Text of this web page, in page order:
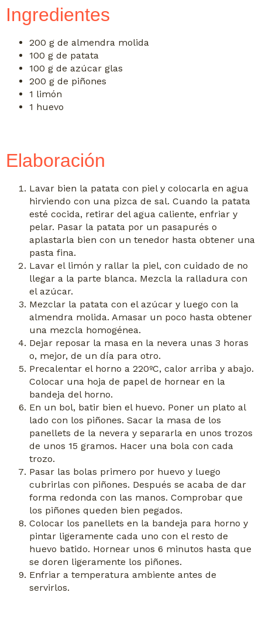
Ingredientes
200 g de almendra molida
100 g de patata
100 g de azúcar glas
200 g de piñones
1 limón
1 huevo
Elaboración
Lavar bien la patata con piel y colocarla en agua
hirviendo con una pizca de sal. Cuando la patata
esté cocida, retirar del agua caliente, enfriar y
pelar. Pasar la patata por un pasapurés o
aplastarla bien con un tenedor hasta obtener una
pasta fina.
Lavar el limón y rallar la piel, con cuidado de no
llegar a la parte blanca. Mezcla la ralladura con
el azúcar.
Mezclar la patata con el azúcar y luego con la
almendra molida. Amasar un poco hasta obtener
una mezcla homogénea.
Dejar reposar la masa en la nevera unas 3 horas
o, mejor, de un día para otro.
Precalentar el horno a 220ºC, calor arriba y abajo.
Colocar una hoja de papel de hornear en la
bandeja del horno.
En un bol, batir bien el huevo. Poner un plato al
lado con los piñones. Sacar la masa de los
panellets de la nevera y separarla en unos trozos
de unos 15 gramos. Hacer una bola con cada
trozo.
Pasar las bolas primero por huevo y luego
cubrirlas con piñones. Después se acaba de dar
forma redonda con las manos. Comprobar que
los piñones queden bien pegados.
Colocar los panellets en la bandeja para horno y
pintar ligeramente cada uno con el resto de
huevo batido. Hornear unos 6 minutos hasta que
se doren ligeramente los piñones.
Enfriar a temperatura ambiente antes de
servirlos.